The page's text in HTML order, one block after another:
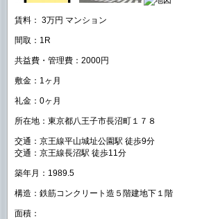
賃料： 3万円 マンション
間取：1R
共益費・管理費：2000円
敷金：1ヶ月
礼金：0ヶ月
所在地：東京都八王子市長沼町１７８
交通：京王線平山城址公園駅 徒歩9分
交通：京王線長沼駅 徒歩11分
築年月：1989.5
構造：鉄筋コンクリート造５階建地下１階
面積：